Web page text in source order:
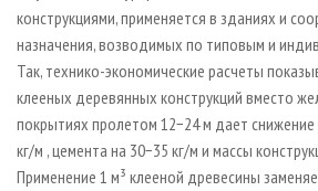
конструкциями, применяется в зданиях и
назначения, возводимых по типовым и
Так, технико-экономические расчеты
клееных деревянных конструкций вместо
покрытиях пролетом 12−24 м дает
кг/м , цемента на 30−35 кг/м и массы
Применение 1 м³ клееной древесины